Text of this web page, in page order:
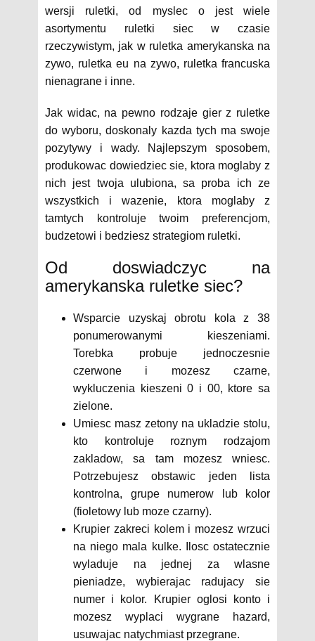
wersji ruletki, od myslec o jest wiele
asortymentu ruletki siec w czasie
rzeczywistym, jak w ruletka amerykanska na
zywo, ruletka eu na zywo, ruletka francuska
nienagrane i inne.
Jak widac, na pewno rodzaje gier z ruletke
do wyboru, doskonaly kazda tych ma swoje
pozytywy i wady. Najlepszym sposobem,
produkowac dowiedziec sie, ktora moglaby z
nich jest twoja ulubiona, sa proba ich ze
wszystkich i wazenie, ktora moglaby z
tamtych kontroluje twoim preferencjom,
budzetowi i bedziesz strategiom ruletki.
Od doswiadczyc na
amerykanska ruletke siec?
Wsparcie uzyskaj obrotu kola z 38
ponumerowanymi kieszeniami.
Torebka probuje jednoczesnie
czerwone i mozesz czarne,
wykluczenia kieszeni 0 i 00, ktore sa
zielone.
Umiesc masz zetony na ukladzie stolu,
kto kontroluje roznym rodzajom
zakladow, sa tam mozesz wniesc.
Potrzebujesz obstawic jeden lista
kontrolna, grupe numerow lub kolor
(fioletowy lub moze czarny).
Krupier zakreci kolem i mozesz wrzuci
na niego mala kulke. Ilosc ostatecznie
wyladuje na jednej za wlasne
pieniadze, wybierajac radujacy sie
numer i kolor. Krupier oglosi konto i
mozesz wyplaci wygrane hazard,
usuwajac natychmiast przegrane.